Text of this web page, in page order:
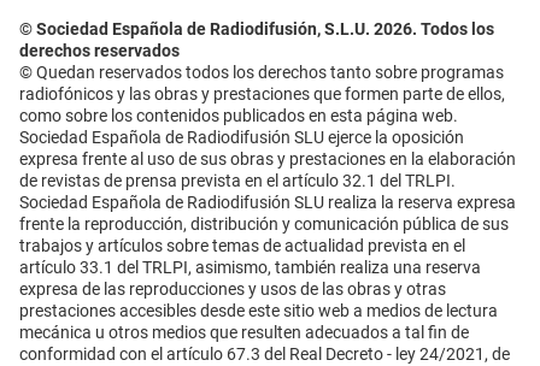
© Sociedad Española de Radiodifusión, S.L.U. 2026. Todos los
derechos reservados
© Quedan reservados todos los derechos tanto sobre programas
radiofónicos y las obras y prestaciones que formen parte de ellos,
como sobre los contenidos publicados en esta página web.
Sociedad Española de Radiodifusión SLU ejerce la oposición
expresa frente al uso de sus obras y prestaciones en la elaboración
de revistas de prensa prevista en el artículo 32.1 del TRLPI.
Sociedad Española de Radiodifusión SLU realiza la reserva expresa
frente la reproducción, distribución y comunicación pública de sus
trabajos y artículos sobre temas de actualidad prevista en el
artículo 33.1 del TRLPI, asimismo, también realiza una reserva
expresa de las reproducciones y usos de las obras y otras
prestaciones accesibles desde este sitio web a medios de lectura
mecánica u otros medios que resulten adecuados a tal fin de
conformidad con el artículo 67.3 del Real Decreto - ley 24/2021, de